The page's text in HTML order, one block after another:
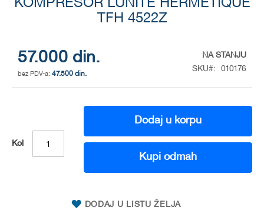
KOMPRESOR LUNITE HERMETIQUE
TFH 4522Z
57.000 din.
47.500 din.
NA STANJU
SKU
010176
Kol
Dodaj u korpu
Kupi odmah
DODAJ U LISTU ŽELJA
images
gallery